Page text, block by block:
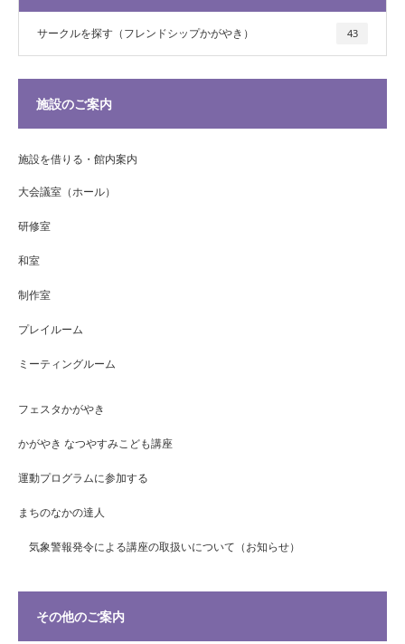
サークルを探す（フレンドシップかがやき） 43
施設のご案内
施設を借りる・館内案内
大会議室（ホール）
研修室
和室
制作室
プレイルーム
ミーティングルーム
フェスタかがやき
かがやき なつやすみこども講座
運動プログラムに参加する
まちのなかの達人
気象警報発令による講座の取扱いについて（お知らせ）
その他のご案内